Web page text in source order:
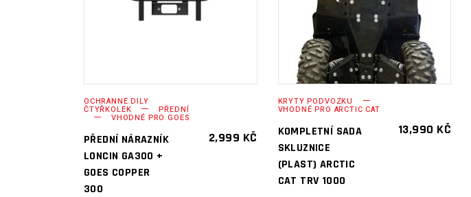
KOŠÍKU
OCHRANNÉ DÍLY
ČTYŘKOLEK PŘEDNÍ
VHODNÉ PRO GOES
PŘEDNÍ NÁRAZNÍK
LONCIN GA300 +
GOES COPPER
300
2,999 KČ
KOŠÍKU
KRYTY PODVOZKU
VHODNÉ PRO ARCTIC CAT
KOMPLETNÍ SADA
SKLUZNICE
(PLAST) ARCTIC
CAT TRV 1000
13,990 KČ